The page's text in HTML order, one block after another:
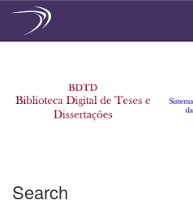
Search